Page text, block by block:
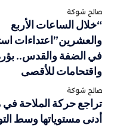
صالح شوكة
“خلال الساعات الأربع
والعشرين”اعتداءات
في الضفة والقدس..
واقتحامات للأقصى
صالح شوكة
تراجع حركة الملاحة
أدنى مستوياتها وسط